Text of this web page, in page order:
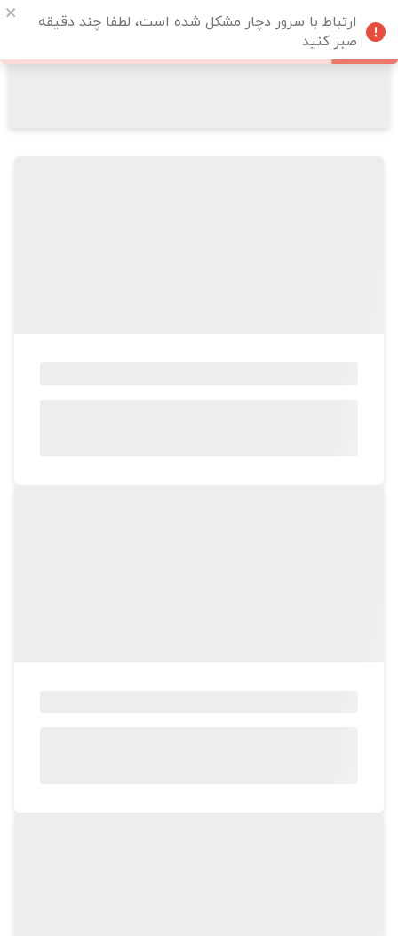
ارتباط با سرور دچار مشکل شده است، لطفا چند دقیقه
صبر کنید